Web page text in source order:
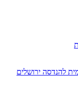
להנדסה ירושלים